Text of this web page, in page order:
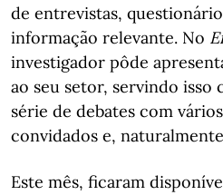
de entrevistas,
informação relevante. No
investigador pôde
ao seu setor, servindo isso
série de debates com
convidados e,
Este mês, ficaram